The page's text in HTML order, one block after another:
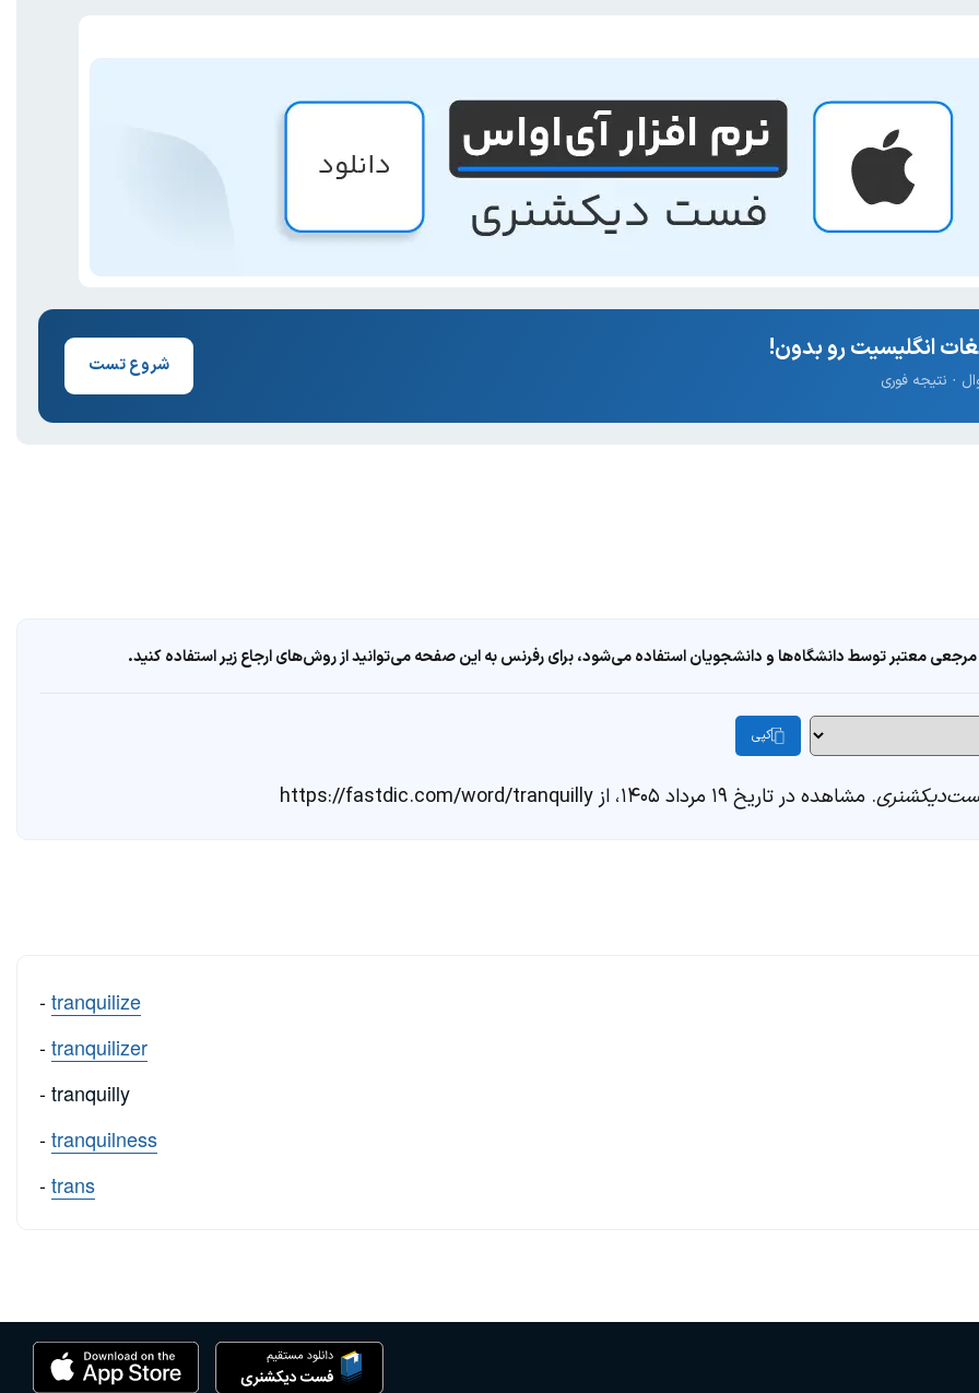
انگلیسیت رو بدون!
شروع تست
معتبر توسط دانشگاه‌ها و دانشجویان استفاده می‌شود، برای رفرنس به این صفحه می‌توانید از روش‌های ارجاع زیر استفاده کنید.
کپی
. مشاهده در تاریخ ۱۹ مرداد ۱۴۰۵، از https://fastdic.com/word/tranquilly
-tranquilize
-tranquilizer
- tranquilly
-tranquilness
-trans